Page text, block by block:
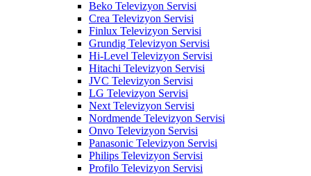
Beko Televizyon Servisi
Crea Televizyon Servisi
Finlux Televizyon Servisi
Grundig Televizyon Servisi
Hi-Level Televizyon Servisi
Hitachi Televizyon Servisi
JVC Televizyon Servisi
LG Televizyon Servisi
Next Televizyon Servisi
Nordmende Televizyon Servisi
Onvo Televizyon Servisi
Panasonic Televizyon Servisi
Philips Televizyon Servisi
Profilo Televizyon Servisi